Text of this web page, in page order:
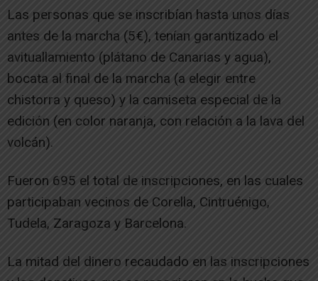
Las personas que se inscribían hasta unos días
antes de la marcha (5€), tenían garantizado el
avituallamiento (plátano de Canarias y agua),
bocata al final de la marcha (a elegir entre
chistorra y queso) y la camiseta especial de la
edición (en color naranja, con relación a la lava del
volcán).
Fueron 695 el total de inscripciones, en las cuales
participaban vecinos de Corella, Cintruénigo,
Tudela, Zaragoza y Barcelona.
La mitad del dinero recaudado en las inscripciones